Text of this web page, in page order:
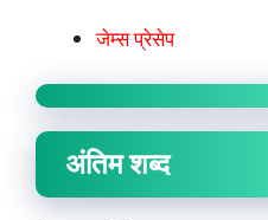
जेम्स प्रेसेप
अंतिम शब्द